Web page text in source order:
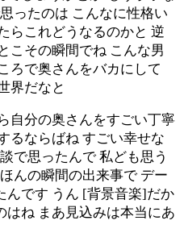
ったのは こんなに性格い
らこれどうなるのかと 逆
こその瞬間でね こんな男
ろで奥さんをバカにして
界だなと
自分の奥さんをすごい丁寧
るならばね すごい幸せな
で思ったんで 私ども思う
んの瞬間の出来事で デー
んです うん [背景音楽]だか
はね まあ見込みは本当にあ